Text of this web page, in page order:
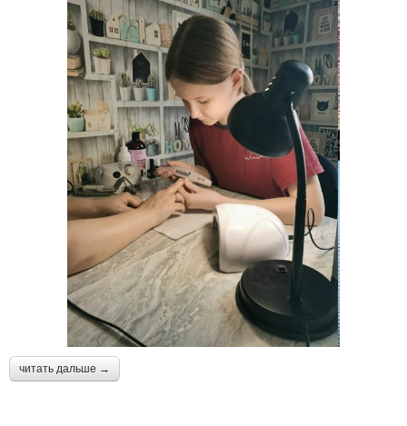
читать дальше →